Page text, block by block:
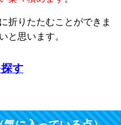
折りたたむことができま
と思います。
す